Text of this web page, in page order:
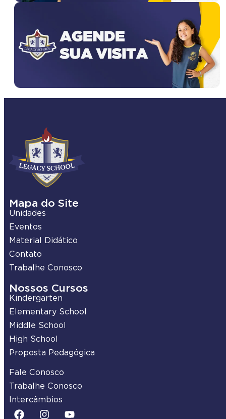
Mapa do Site
Unidades
Eventos
Material Didático
Contato
Trabalhe Conosco
Nossos Cursos
Kindergarten
Elementary School
Middle School
High School
Proposta Pedagógica
Fale Conosco
Trabalhe Conosco
Intercâmbios